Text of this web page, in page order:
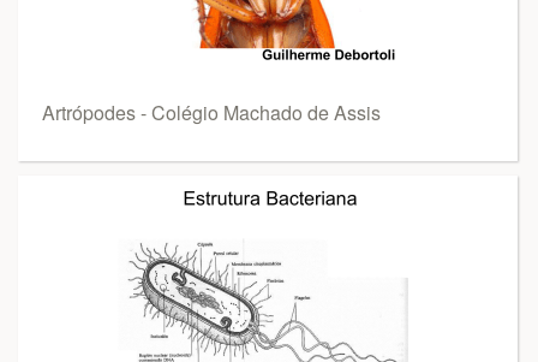
Artrópodes - Colégio Machado de Assis